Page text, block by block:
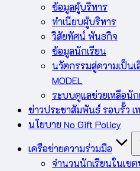
ข้อมูลผู้บริหาร
ทำเนียบผู้บริหาร
วิสัยทัศน์ พันธกิจ
ข้อมูลนักเรียน
นวัตกรรมสู่ความเป็นเ
MODEL
ระบบดูแลช่วยเหลือนัก
ข่าวประชาสัมพันธ์ รอบรั้ว เ
นโยบาย No Gift Policy
เครือข่ายความร่วมมือ
จำนวนนักเรียนในเข